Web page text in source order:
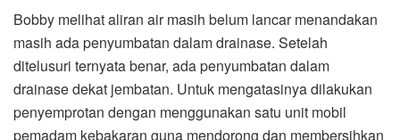
Bobby melihat aliran air masih belum lancar menandakan
masih ada penyumbatan dalam drainase. Setelah
ditelusuri ternyata benar, ada penyumbatan dalam
drainase dekat jembatan. Untuk mengatasinya dilakukan
penyemprotan dengan menggunakan satu unit mobil
pemadam kebakaran guna mendorong dan membersihkan